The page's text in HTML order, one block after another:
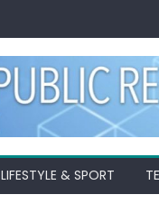
LIFESTYLE & SPORT